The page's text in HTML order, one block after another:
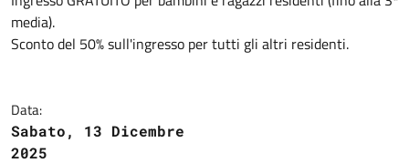
media).
Sconto del 50% sull'ingresso per tutti gli altri residenti.
Data:
Sabato, 13 Dicembre
2025